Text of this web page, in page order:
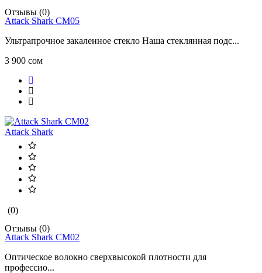
Отзывы (0)
Attack Shark CM05
Ультрапрочное закаленное стекло Наша стеклянная подс...
3 900 сом
Attack Shark
(0)
Отзывы (0)
Attack Shark CM02
Оптическое волокно сверхвысокой плотности для
профессио...